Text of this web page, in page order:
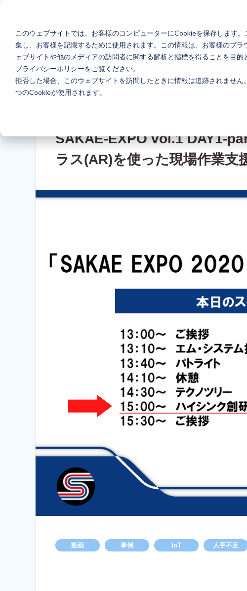
このウェブサイトでは、お客様のコンピューターにCookieを保存します
集し、お客様を記憶するために使用されます。この情報は、お客様のブ
ェブサイトや他のメディアの訪問者に関する解析と指標を得ることを目
プライバシーポリシーをご覧ください。
拒否した場合、このウェブサイトを訪問したときに情報は追跡されませ
つのCookieが使用されます。
ウェビナー 事例
SAKAE-EXPO vol.1 DAY1-
ラス(AR)を使った現場作業支
動画 事例 IoT 人手不足